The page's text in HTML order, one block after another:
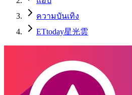
ความบันเทิง
ETtoday星光雲